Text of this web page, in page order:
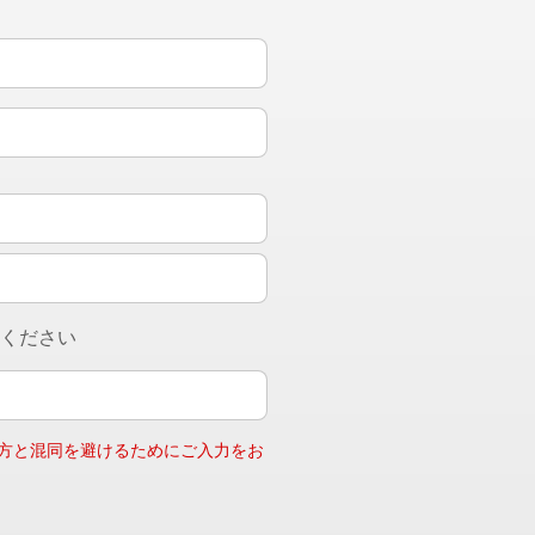
ださい
と混同を避けるためにご入力をお